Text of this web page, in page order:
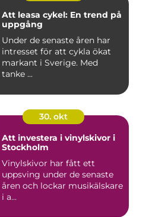
Att leasa cykel: En trend på
uppgång
Under de senaste åren har
intresset för att cykla ökat
markant i Sverige. Med
tanke ...
30. okt
Att investera i vinylskivor i
Stockholm
Vinylskivor har fått ett
uppsving under de senaste
åren och lockar musikälskare
i a...